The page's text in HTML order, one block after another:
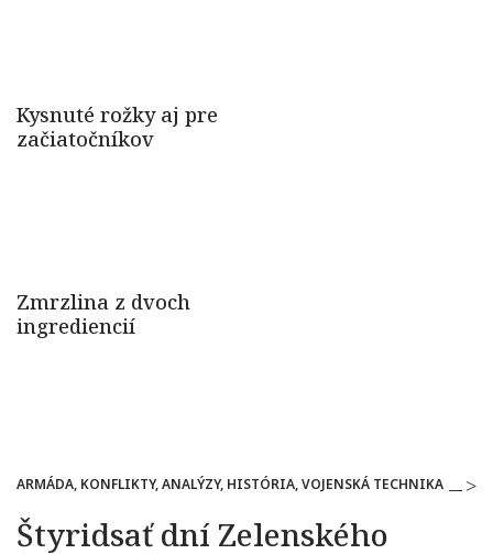
ARMÁDA, KONFLIKTY, ANALÝZY, HISTÓRIA, VOJENSKÁ TECHNIKA